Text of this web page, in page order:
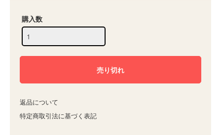
購入数
返品について
特定商取引法に基づく表記